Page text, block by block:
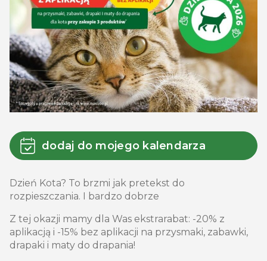
dodaj do mojego kalendarza
Dzień Kota? To brzmi jak pretekst do
rozpieszczania. I bardzo dobrze
Z tej okazji mamy dla Was ekstrarabat: -20% z
aplikacją i -15% bez aplikacji na przysmaki, zabawki,
drapaki i maty do drapania!